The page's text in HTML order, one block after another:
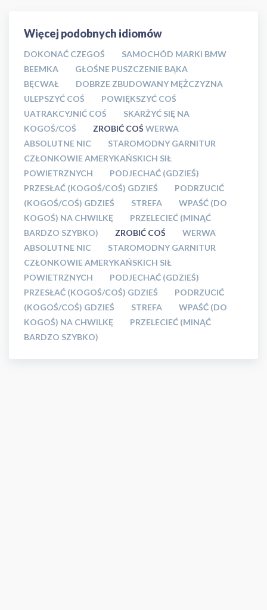
Więcej podobnych idiomów
DOKONAĆ CZEGOŚ
SAMOCHÓD MARKI BMW
BEEMKA
GŁOŚNE PUSZCZENIE BĄKA
BĘCWAŁ
DOBRZE ZBUDOWANY MĘŻCZYZNA
ULEPSZYĆ COŚ
POWIĘKSZYĆ COŚ
UATRAKCYJNIĆ COŚ
SKARŻYĆ SIĘ NA
KOGOŚ/COŚ
ZROBIĆ COŚ WERWA
ABSOLUTNE NIC
STAROMODNY GARNITUR
CZŁONKOWIE AMERYKAŃSKICH SIŁ
POWIETRZNYCH
PODJECHAĆ (GDZIEŚ)
PRZESŁAĆ (KOGOŚ/COŚ) GDZIEŚ
PODRZUCIĆ
(KOGOŚ/COŚ) GDZIEŚ
STREFA
WPAŚĆ (DO
KOGOŚ) NA CHWILKĘ
PRZELECIEĆ (MINĄĆ
BARDZO SZYBKO)
ZROBIĆ COŚ
WERWA
ABSOLUTNE NIC
STAROMODNY GARNITUR
CZŁONKOWIE AMERYKAŃSKICH SIŁ
POWIETRZNYCH
PODJECHAĆ (GDZIEŚ)
PRZESŁAĆ (KOGOŚ/COŚ) GDZIEŚ
PODRZUCIĆ
(KOGOŚ/COŚ) GDZIEŚ
STREFA
WPAŚĆ (DO
KOGOŚ) NA CHWILKĘ
PRZELECIEĆ (MINĄĆ
BARDZO SZYBKO)